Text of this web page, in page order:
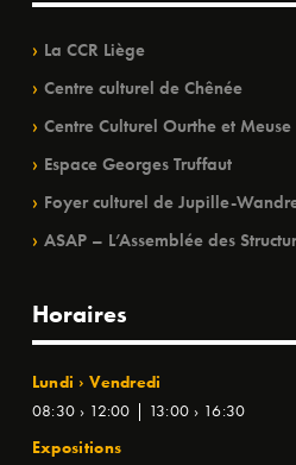
La CCR Liège
Centre culturel de Chênée
Centre Culturel Ourthe et Meuse
Espace Georges Truffaut
Foyer culturel de Jupille-
ASAP – L’Assemblée des
Horaires
Lundi › Vendredi
08:30 › 12:00 | 13:00 › 16:30
Expositions